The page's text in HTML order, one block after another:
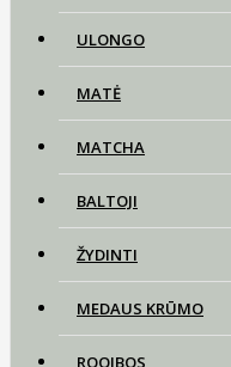
ULONGO
MATĖ
MATCHA
BALTOJI
ŽYDINTI
MEDAUS KRŪMO
ROOIBOS